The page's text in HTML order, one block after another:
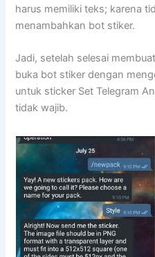
harus memiliki teks; karena
menambahkan bot stiker.
Jadi, setelah selesai
buka bot stiker dengan
untuk sticker Set Telegram
tidak wajib.